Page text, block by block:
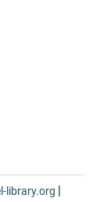
library.org |